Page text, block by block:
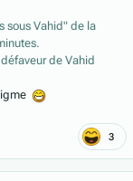
sous Vahid" de la
de Vahid
3